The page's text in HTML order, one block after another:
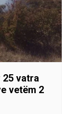
25 vatra
vetëm 2